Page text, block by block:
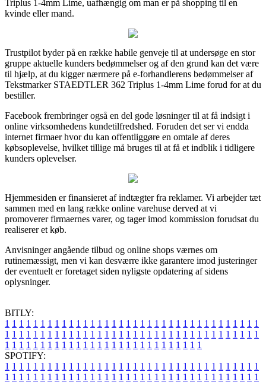
Triplus 1-4mm Lime, uafhængig om man er på shopping til en
kvinde eller mand.
Trustpilot byder på en række habile genveje til at undersøge en stor
gruppe aktuelle kunders bedømmelser og af den grund kan det være
til hjælp, at du kigger nærmere på e-forhandlerens bedømmelser af
Tekstmarker STAEDTLER 362 Triplus 1-4mm Lime forud for at du
bestiller.
Facebook frembringer også en del gode løsninger til at få indsigt i
online virksomhedens kundetilfredshed. Foruden det ser vi endda
internet firmaer hvor du kan offentliggøre en omtale af deres
købsoplevelse, hvilket tillige må bruges til at få et indblik i tidligere
kunders oplevelser.
Hjemmesiden er finansieret af indtægter fra reklamer. Vi arbejder tæt
sammen med en lang række online varehuse derved at vi
promoverer firmaernes varer, og tager imod kommission forudsat du
realiserer et køb.
Anvisninger angående tilbud og online shops værnes om
rutinemæssigt, men vi kan desværre ikke garantere imod justeringer
der eventuelt er foretaget siden nyligste opdatering af sidens
oplysninger.
BITLY:
1 1 1 1 1 1 1 1 1 1 1 1 1 1 1 1 1 1 1 1 1 1 1 1 1 1 1 1 1 1 1 1 1 1 1 1
1 1 1 1 1 1 1 1 1 1 1 1 1 1 1 1 1 1 1 1 1 1 1 1 1 1 1 1 1 1 1 1 1 1 1 1
1 1 1 1 1 1 1 1 1 1 1 1 1 1 1 1 1 1 1 1 1 1 1 1 1 1 1 1
SPOTIFY:
1 1 1 1 1 1 1 1 1 1 1 1 1 1 1 1 1 1 1 1 1 1 1 1 1 1 1 1 1 1 1 1 1 1 1 1
1 1 1 1 1 1 1 1 1 1 1 1 1 1 1 1 1 1 1 1 1 1 1 1 1 1 1 1 1 1 1 1 1 1 1 1